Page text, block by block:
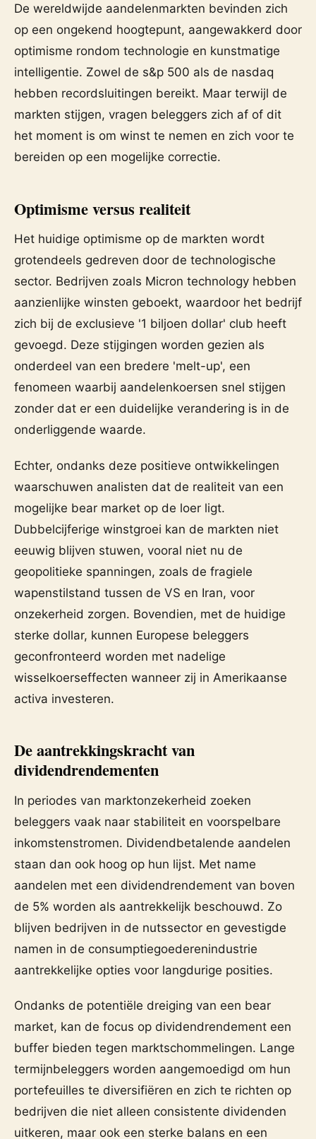
De wereldwijde aandelenmarkten bevinden zich
op een ongekend hoogtepunt, aangewakkerd door
optimisme rondom technologie en kunstmatige
intelligentie. Zowel de s&p 500 als de nasdaq
hebben recordsluitingen bereikt. Maar terwijl de
markten stijgen, vragen beleggers zich af of dit
het moment is om winst te nemen en zich voor te
bereiden op een mogelijke correctie.
Optimisme versus realiteit
Het huidige optimisme op de markten wordt
grotendeels gedreven door de technologische
sector. Bedrijven zoals Micron technology hebben
aanzienlijke winsten geboekt, waardoor het bedrijf
zich bij de exclusieve '1 biljoen dollar' club heeft
gevoegd. Deze stijgingen worden gezien als
onderdeel van een bredere 'melt-up', een
fenomeen waarbij aandelenkoersen snel stijgen
zonder dat er een duidelijke verandering is in de
onderliggende waarde.
Echter, ondanks deze positieve ontwikkelingen
waarschuwen analisten dat de realiteit van een
mogelijke bear market op de loer ligt.
Dubbelcijferige winstgroei kan de markten niet
eeuwig blijven stuwen, vooral niet nu de
geopolitieke spanningen, zoals de fragiele
wapenstilstand tussen de VS en Iran, voor
onzekerheid zorgen. Bovendien, met de huidige
sterke dollar, kunnen Europese beleggers
geconfronteerd worden met nadelige
wisselkoerseffecten wanneer zij in Amerikaanse
activa investeren.
De aantrekkingskracht van
dividendrendementen
In periodes van marktonzekerheid zoeken
beleggers vaak naar stabiliteit en voorspelbare
inkomstenstromen. Dividendbetalende aandelen
staan dan ook hoog op hun lijst. Met name
aandelen met een dividendrendement van boven
de 5% worden als aantrekkelijk beschouwd. Zo
blijven bedrijven in de nutssector en gevestigde
namen in de consumptiegoederenindustrie
aantrekkelijke opties voor langdurige posities.
Ondanks de potentiële dreiging van een bear
market, kan de focus op dividendrendement een
buffer bieden tegen marktschommelingen. Lange
termijnbeleggers worden aangemoedigd om hun
portefeuilles te diversifiëren en zich te richten op
bedrijven die niet alleen consistente dividenden
uitkeren, maar ook een sterke balans en een